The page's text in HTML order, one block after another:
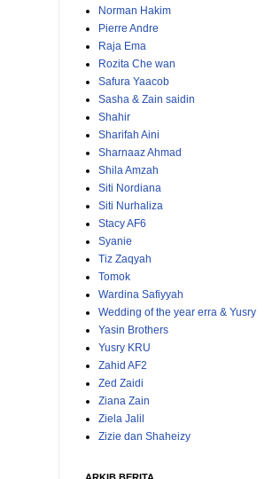
Norman Hakim
Pierre Andre
Raja Ema
Rozita Che wan
Safura Yaacob
Sasha & Zain saidin
Shahir
Sharifah Aini
Sharnaaz Ahmad
Shila Amzah
Siti Nordiana
Siti Nurhaliza
Stacy AF6
Syanie
Tiz Zaqyah
Tomok
Wardina Safiyyah
Wedding of the year erra & Yusry
Yasin Brothers
Yusry KRU
Zahid AF2
Zed Zaidi
Ziana Zain
Ziela Jalil
Zizie dan Shaheizy